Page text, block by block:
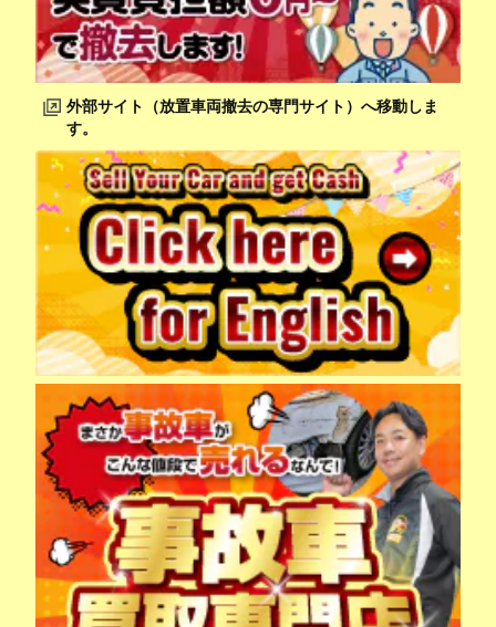
外部サイト（放置車両撤去の専門サイト）へ移動しま
す。